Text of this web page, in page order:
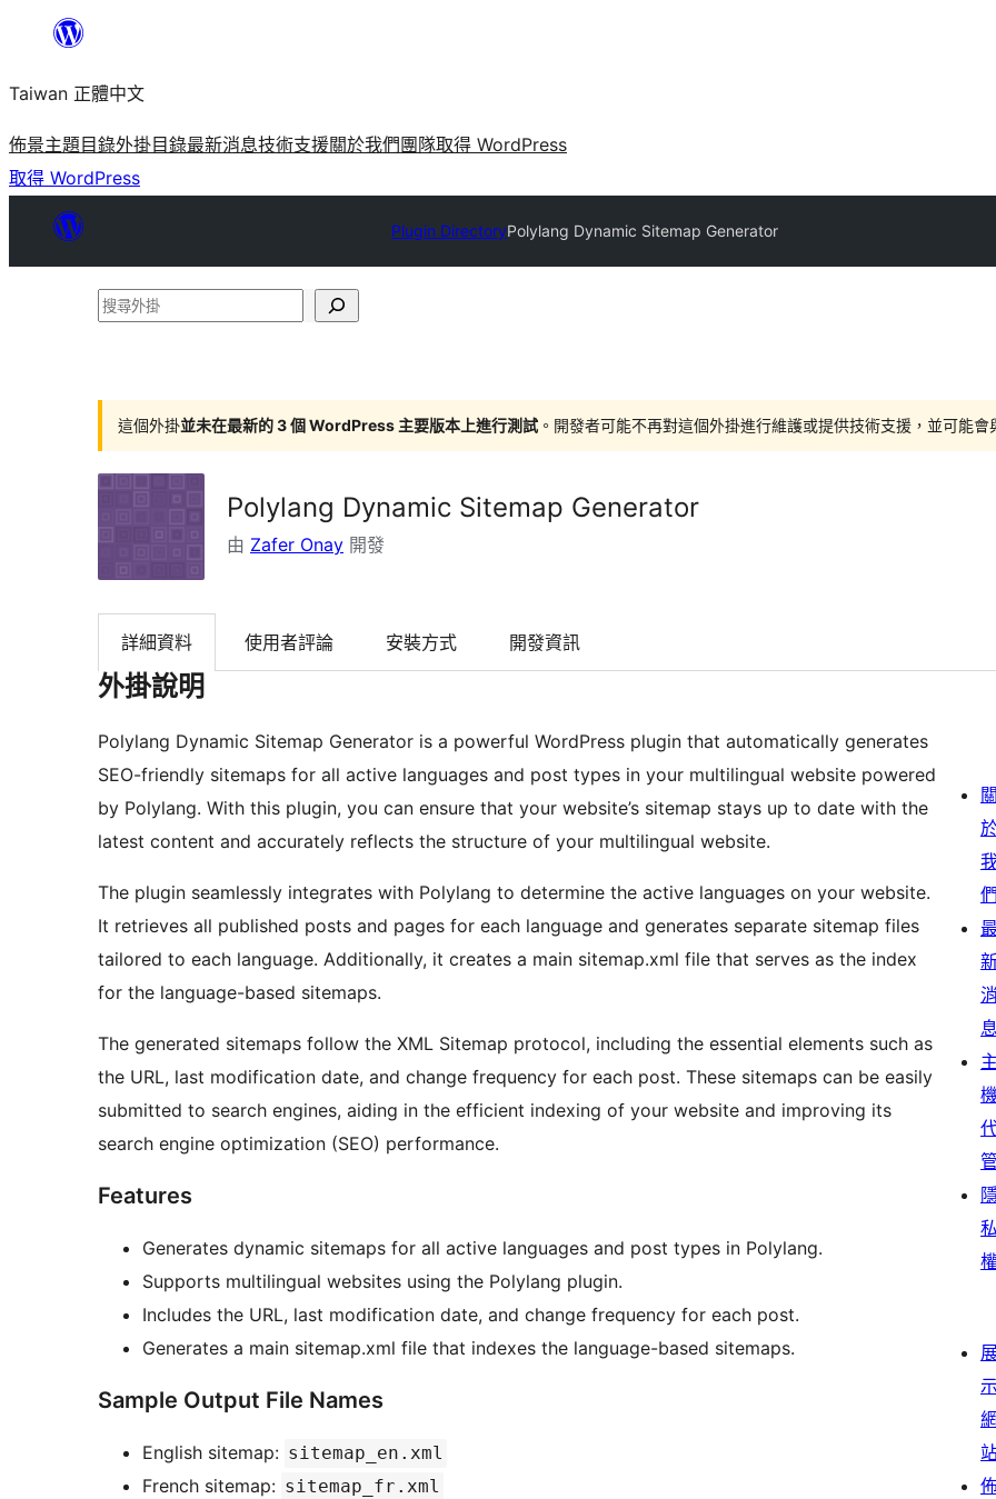
主
要
內
容
Taiwan 正體中文
佈景主題目錄外掛目錄最新消息技術支援關於我們 團隊取得 WordPress
取得 WordPress
Plugin DirectoryPolylang Dynamic Sitemap Generator
搜
掛
這個外掛並未在最新的 3 個 WordPress 主要版本上進行測試 。開發者可能不再對這個外掛進行維護或提供技術支援，並可能
Polylang Dynamic Sitemap Generator
由 Zafer Onay 開發
詳細資料 使用者評論 安裝方式 開發資訊
外掛說明
Polylang Dynamic Sitemap Generator is a powerful WordPress plugin that automatically generates
SEO-friendly sitemaps for all active languages and post types in your multilingual website powered
by Polylang. With this plugin, you can ensure that your website’s sitemap stays up to date with the
latest content and accurately reflects the structure of your multilingual website.
The plugin seamlessly integrates with Polylang to determine the active languages on your website.
It retrieves all published posts and pages for each language and generates separate sitemap files
tailored to each language. Additionally, it creates a main sitemap.xml file that serves as the index
for the language-based sitemaps.
The generated sitemaps follow the XML Sitemap protocol, including the essential elements such as
the URL, last modification date, and change frequency for each post. These sitemaps can be easily
submitted to search engines, aiding in the efficient indexing of your website and improving its
search engine optimization (SEO) performance.
Features
Generates dynamic sitemaps for all active languages and post types in Polylang.
Supports multilingual websites using the Polylang plugin.
Includes the URL, last modification date, and change frequency for each post.
Generates a main sitemap.xml file that indexes the language-based sitemaps.
Sample Output File Names
English sitemap: sitemap_en.xml
French sitemap: sitemap_fr.xml
關
們
最
消
息
主
私
網